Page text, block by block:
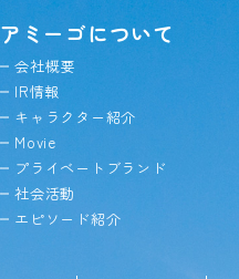
アミーゴについて
会社概要
IR情報
キャラクター紹介
Movie
プライベートブランド
社会活動
エピソード紹介